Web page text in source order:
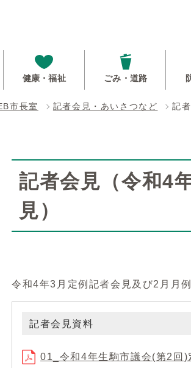
健康・福祉 ごみ・道路
市長室 記者会見・あいさつなど 記
記者会見（令和4
見）
令和4年3月定例記者会見及び2月月
記者会見資料
01_令和4年生駒市議会(第2回